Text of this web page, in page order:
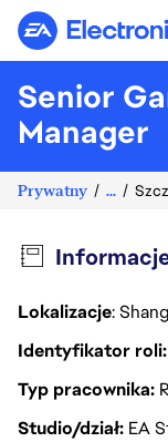
Senior
Manager
Prywatny ...
Lokalizacje:
Identyfikator roli
Typ pracownika
Studio/dział EA